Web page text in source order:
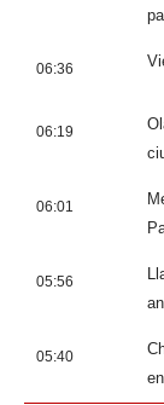
06:36
06:19
06:01
05:56
05:40